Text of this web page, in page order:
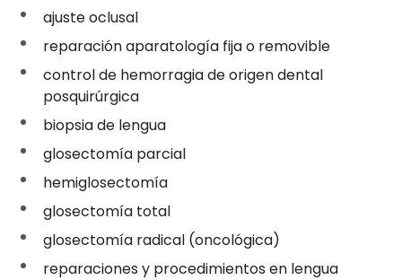
ajuste oclusal
reparación aparatología fija o removible
control de hemorragia de origen dental
posquirúrgica
biopsia de lengua
glosectomía parcial
hemiglosectomía
glosectomía total
glosectomía radical (oncológica)
reparaciones y procedimientos en lengua